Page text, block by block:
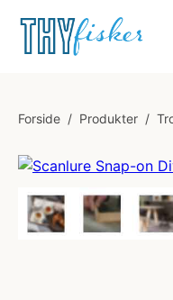
Forside / Produkter /